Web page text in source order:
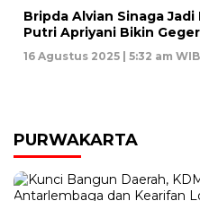
Bripda Alvian Sinaga Jadi
Putri Apriyani Bikin
16 Agustus 2025 | 5:32 am WIB
PURWAKARTA